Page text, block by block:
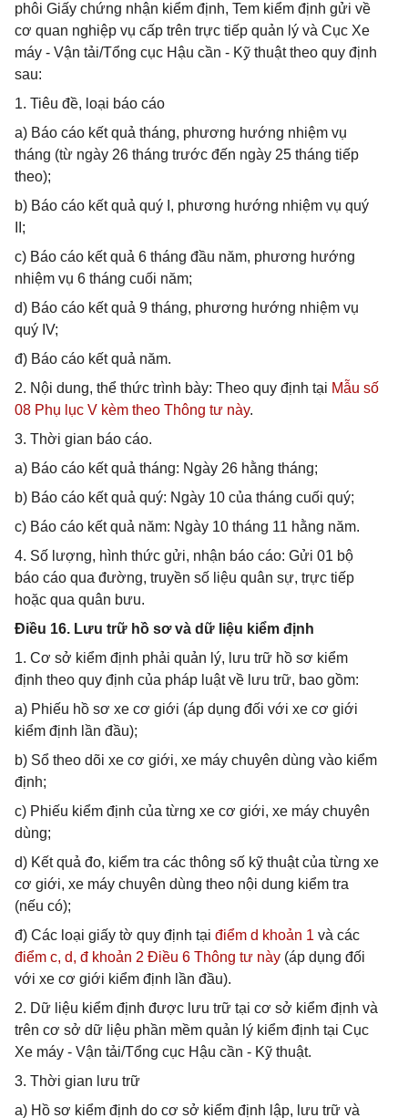
phôi Giấy chứng nhận kiểm định, Tem kiểm định gửi về
cơ quan nghiệp vụ cấp trên trực tiếp quản lý và Cục Xe
máy - Vận tải/Tổng cục Hậu cần - Kỹ thuật theo quy định
sau:
1. Tiêu đề, loại báo cáo
a) Báo cáo kết quả tháng, phương hướng nhiệm vụ
tháng (từ ngày 26 tháng trước đến ngày 25 tháng tiếp
theo);
b) Báo cáo kết quả quý I, phương hướng nhiệm vụ quý
II;
c) Báo cáo kết quả 6 tháng đầu năm, phương hướng
nhiệm vụ 6 tháng cuối năm;
d) Báo cáo kết quả 9 tháng, phương hướng nhiệm vụ
quý IV;
đ) Báo cáo kết quả năm.
2. Nội dung, thể thức trình bày: Theo quy định tại Mẫu số
08 Phụ lục V kèm theo Thông tư này.
3. Thời gian báo cáo.
a) Báo cáo kết quả tháng: Ngày 26 hằng tháng;
b) Báo cáo kết quả quý: Ngày 10 của tháng cuối quý;
c) Báo cáo kết quả năm: Ngày 10 tháng 11 hằng năm.
4. Số lượng, hình thức gửi, nhận báo cáo: Gửi 01 bộ
báo cáo qua đường, truyền số liệu quân sự, trực tiếp
hoặc qua quân bưu.
Điều 16. Lưu trữ hồ sơ và dữ liệu kiểm định
1. Cơ sở kiểm định phải quản lý, lưu trữ hồ sơ kiểm
định theo quy định của pháp luật về lưu trữ, bao gồm:
a) Phiếu hồ sơ xe cơ giới (áp dụng đối với xe cơ giới
kiểm định lần đầu);
b) Sổ theo dõi xe cơ giới, xe máy chuyên dùng vào kiểm
định;
c) Phiếu kiểm định của từng xe cơ giới, xe máy chuyên
dùng;
d) Kết quả đo, kiểm tra các thông số kỹ thuật của từng xe
cơ giới, xe máy chuyên dùng theo nội dung kiểm tra
(nếu có);
đ) Các loại giấy tờ quy định tại điểm d khoản 1 và các
điểm c, d, đ khoản 2 Điều 6 Thông tư này (áp dụng đối
với xe cơ giới kiểm định lần đầu).
2. Dữ liệu kiểm định được lưu trữ tại cơ sở kiểm định và
trên cơ sở dữ liệu phần mềm quản lý kiểm định tại Cục
Xe máy - Vận tải/Tổng cục Hậu cần - Kỹ thuật.
3. Thời gian lưu trữ
a) Hồ sơ kiểm định do cơ sở kiểm định lập, lưu trữ và